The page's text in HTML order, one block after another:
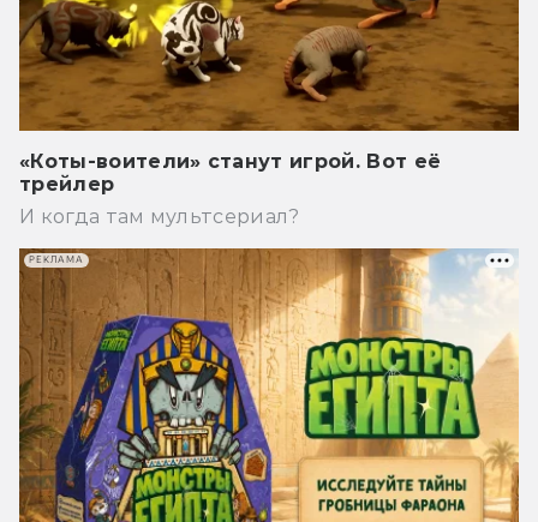
«Коты-воители» станут игрой. Вот её
трейлер
И когда там мультсериал?
РЕКЛАМА